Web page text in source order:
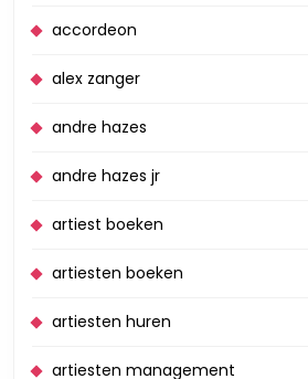
accordeon
alex zanger
andre hazes
andre hazes jr
artiest boeken
artiesten boeken
artiesten huren
artiesten management